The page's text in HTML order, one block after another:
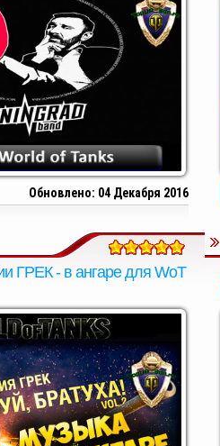
Обновлено: 04 Декабря 2016
ГРЕК - в ангаре для WoT